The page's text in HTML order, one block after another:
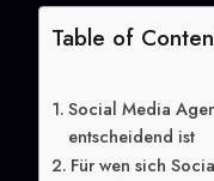
Table of
Social Media
entscheidend ist
Für wen sich